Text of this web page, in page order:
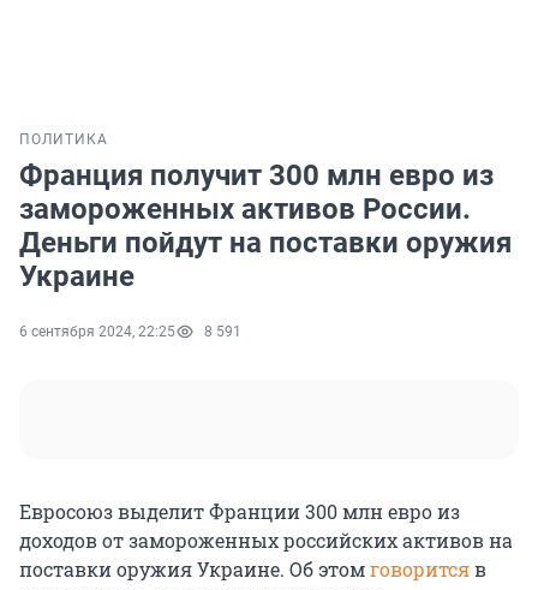
ПОЛИТИКА
Франция получит 300 млн евро из
замороженных активов России.
Деньги пойдут на поставки оружия
Украине
6 сентября 2024, 22:25 8 591
Евросоюз выделит Франции 300 млн евро из
доходов от замороженных российских активов на
поставки оружия Украине. Об этомговоритсяв